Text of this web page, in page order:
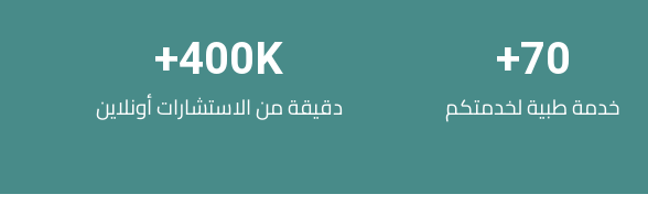
خدمة طبية لخدمتكم
70
+
دقيقة من الاستشارات أونلاين
K
400
+